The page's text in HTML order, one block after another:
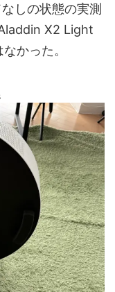
しの状態の実測
X2 Light
かった。